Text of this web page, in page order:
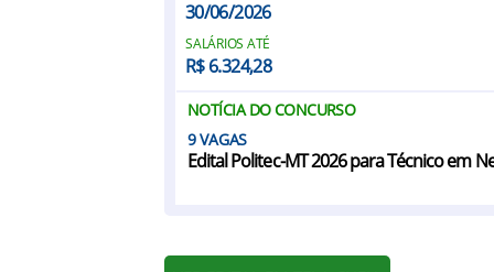
30/06/2026
SALÁRIOS ATÉ
R$ 6.324,28
NOTÍCIA DO CONCURSO
9
Edital Politec-MT 2026 para Técnico em